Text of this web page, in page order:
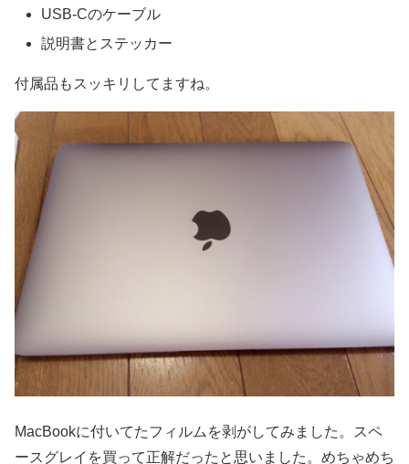
USB-Cのケーブル
説明書とステッカー
付属品もスッキリしてますね。
MacBookに付いてたフィルムを剥がしてみました。スペ
ースグレイを買って正解だったと思いました。めちゃめち